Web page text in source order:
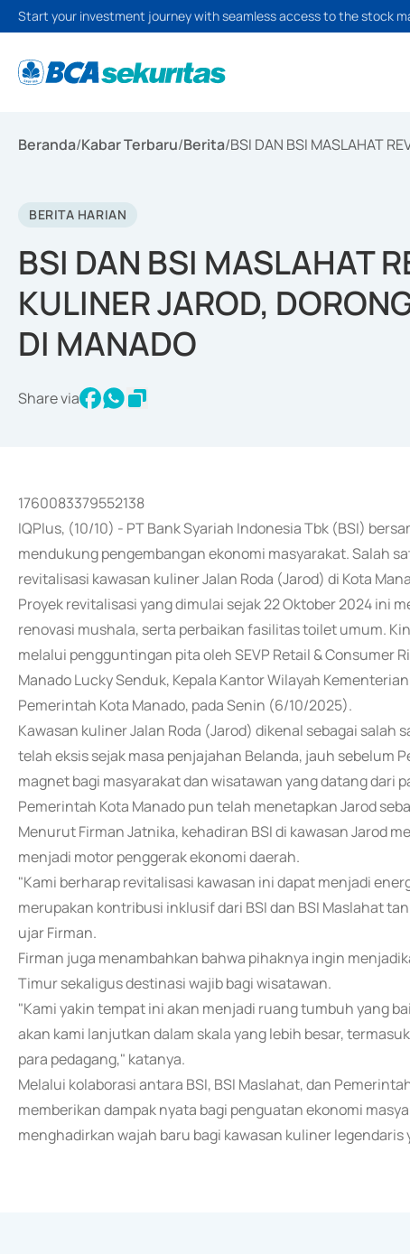
Start your investment journey with seamless access to the stock
Beranda/Kabar Terbaru/Berita/BSI DAN BSI MASLAHAT
BERITA HARIAN
BSI DAN BSI MASLAHAT
KULINER JAROD,
DI MANADO
Share via
1760083379552138
IQPlus, (10/10) - PT Bank Syariah Indonesia Tbk (BSI)
mendukung pengembangan ekonomi masyarakat. Salah
revitalisasi kawasan kuliner Jalan Roda (Jarod) di Kota
Proyek revitalisasi yang dimulai sejak 22 Oktober 2024 ini
renovasi mushala, serta perbaikan fasilitas toilet umum.
melalui pengguntingan pita oleh SEVP Retail & Consumer
Manado Lucky Senduk, Kepala Kantor Wilayah
Pemerintah Kota Manado, pada Senin (6/10/2025).
Kawasan kuliner Jalan Roda (Jarod) dikenal sebagai salah
telah eksis sejak masa penjajahan Belanda, jauh sebelum
magnet bagi masyarakat dan wisatawan yang datang dari
Pemerintah Kota Manado pun telah menetapkan Jarod
Menurut Firman Jatnika, kehadiran BSI di kawasan Jarod
menjadi motor penggerak ekonomi daerah.
"Kami berharap revitalisasi kawasan ini dapat menjadi
merupakan kontribusi inklusif dari BSI dan BSI Maslahat
ujar Firman.
Firman juga menambahkan bahwa pihaknya ingin
Timur sekaligus destinasi wajib bagi wisatawan.
"Kami yakin tempat ini akan menjadi ruang tumbuh yang
akan kami lanjutkan dalam skala yang lebih besar,
para pedagang," katanya.
Melalui kolaborasi antara BSI, BSI Maslahat, dan
memberikan dampak nyata bagi penguatan ekonomi
menghadirkan wajah baru bagi kawasan kuliner